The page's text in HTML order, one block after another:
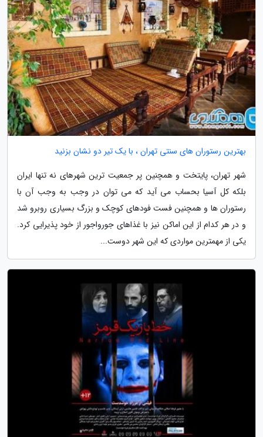
بهترین رستوران های سنتی تهران ، با یک تیر دو نشان بزنید
شهر تهران، پایتخت و همچنین پر جمعیت ترین شهرهای نه تنها ایران
بلکه کل آسیا بحساب می آید که می توان در وجب به وجب آن با
رستوران ها و همچنین فست فودهای کوچک و بزرگ بسیاری روبرو شد
و در هر کدام از این اماکن نیز با غذاهای جورواجور از خود پذیرایی کرد.
یکی از مهمترین مواردی که این شهر دوست...